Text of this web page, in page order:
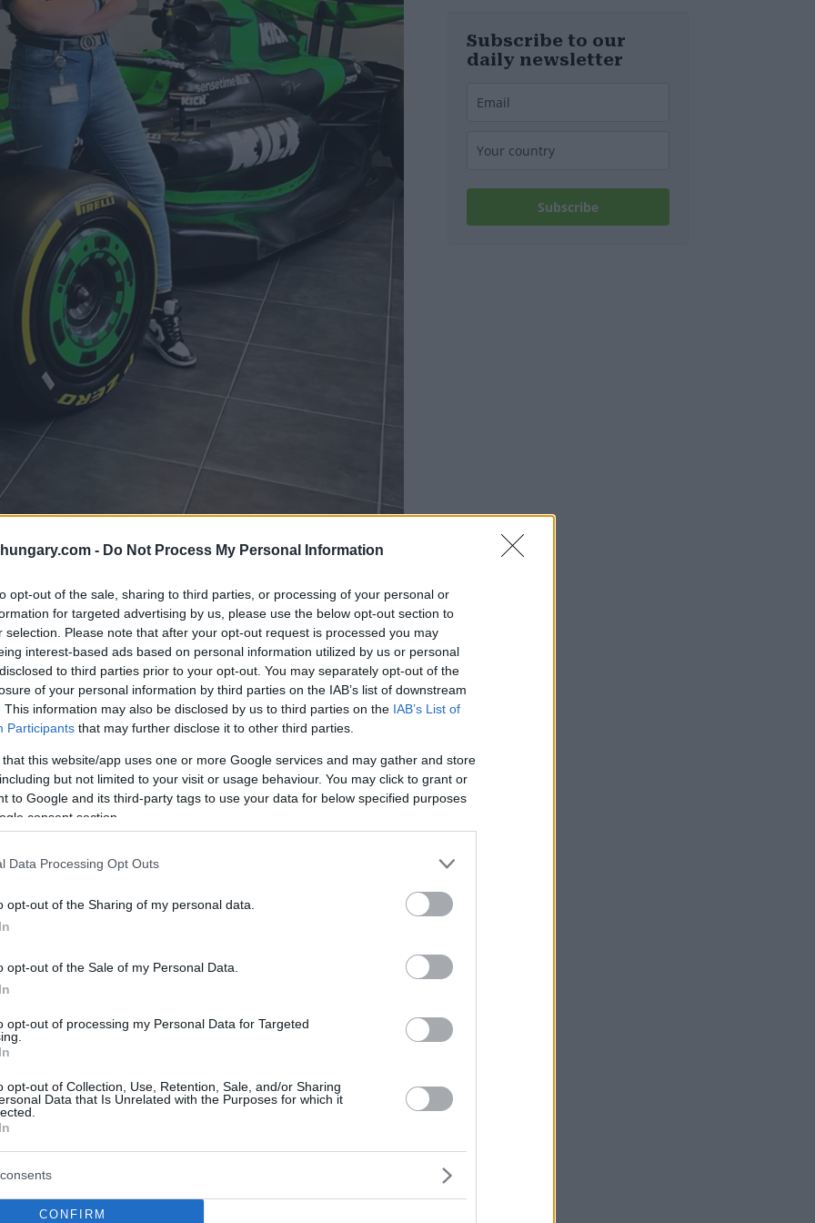
- Do Not Process My Personal Information
opt-out of the sale, sharing to third parties, or processing of your personal or
for targeted advertising by us, please use the below opt-out section to
selection. Please note that after your opt-out request is processed you may
interest-based ads based on personal information utilized by us or personal
to third parties prior to your opt-out. You may separately opt-out of the
of your personal information by third parties on the IAB’s list of downstream
This information may also be disclosed by us to third parties on the IAB’s List of
Participants that may further disclose it to other third parties.
that this website/app uses one or more Google services and may gather and store
but not limited to your visit or usage behaviour. You may click to grant or
to Google and its third-party tags to use your data for below specified purposes
consent section.
Data Processing Opt Outs
opt-out of the Sharing of my personal data.
opt-out of the Sale of my Personal Data.
opt-out of processing my Personal Data for Targeted
opt-out of Collection, Use, Retention, Sale, and/or Sharing
Data that Is Unrelated with the Purposes for which it
CONFIRM
Formula 1, Anna Szakonyi lavora su
una laurea presso la WU Vienna, ora studia
Oltre al suo tirocinio, valorizza la ricerca e
degli Studenti Scientifici in primavera con il suo
Student.
come Stake F1 Team Kick Sauber, fa
vari nomi, comprese le epoche BMW Sauber e Alfa
studentessa di Ingegneria del Veicolo al terzo
lavorando presso la sede della squadra a Hinwil,
fatto domanda per una di queste posizioni e sono
nella gestione dei progetti, concentrandomi su
il monitoraggio dei processi di sviluppo e
delle risorse e delle scadenze, ha detto la
negli ultimi mesi.
di gara, ma dall’interno, il livello di
necessari un numero incredibile di dettagli
arrivi in griglia per ogni gara. Tutto si muove a un
di apprendimento unica dal punto di vista della
giocato un ruolo significativo nell’assicurare lo
School di Zalaegerszeg sette anni fa e ho
in un post online del TU Vienna Racing Team, il
Subscribe to our
daily newsletter
Subscribe